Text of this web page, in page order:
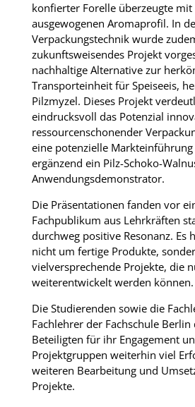
konfierter Forelle überzeugte mit
ausgewogenen Aromaprofil. In
Verpackungstechnik wurde
zukunftsweisendes Projekt
nachhaltige Alternative zur
Transporteinheit für Speiseeis,
Pilzmyzel. Dieses Projekt
eindrucksvoll das Potenzial
ressourcenschonender
eine potenzielle
ergänzend ein Pilz-Schoko-
Anwendungsdemonstrator.
Die Präsentationen fanden vor
Fachpublikum aus Lehrkräften
durchweg positive Resonanz. Es
nicht um fertige Produkte,
vielversprechende Projekte, die
weiterentwickelt werden können.
Die Studierenden sowie die
Fachlehrer der Fachschule Berlin
Beteiligten für ihr Engagement
Projektgruppen weiterhin viel
weiteren Bearbeitung und
Projekte.